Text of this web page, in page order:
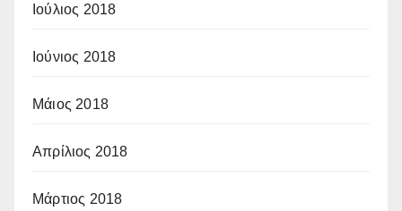
Ιούλιος 2018
Ιούνιος 2018
Μάιος 2018
Απρίλιος 2018
Μάρτιος 2018